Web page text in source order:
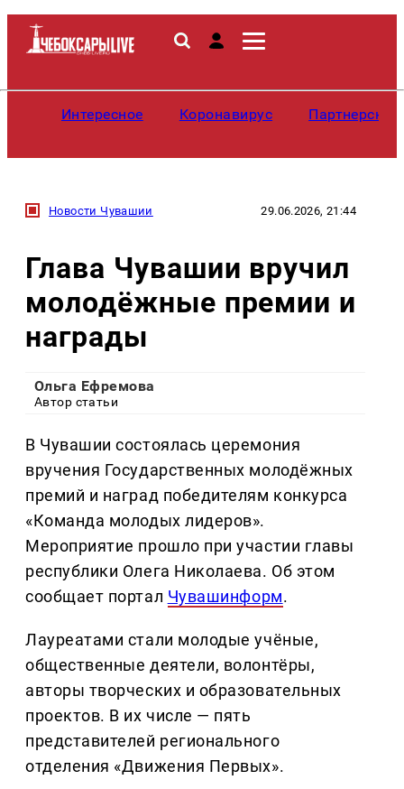
Интересное Коронавирус
Новости Чувашии 29.06.2026, 21:44
Глава Чувашии вручил
молодёжные премии и
награды
Ольга Ефремова
Автор статьи
В Чувашии состоялась церемония
вручения Государственных молодёжных
премий и наград победителям конкурса
«Команда молодых лидеров».
Мероприятие прошло при участии главы
республики Олега Николаева. Об этом
сообщает портал Чувашинформ.
Лауреатами стали молодые учёные,
общественные деятели, волонтёры,
авторы творческих и образовательных
проектов. В их числе — пять
представителей регионального
отделения «Движения Первых».